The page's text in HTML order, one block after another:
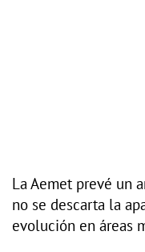
La Aemet prevé un
no se descarta la
evolución en áreas